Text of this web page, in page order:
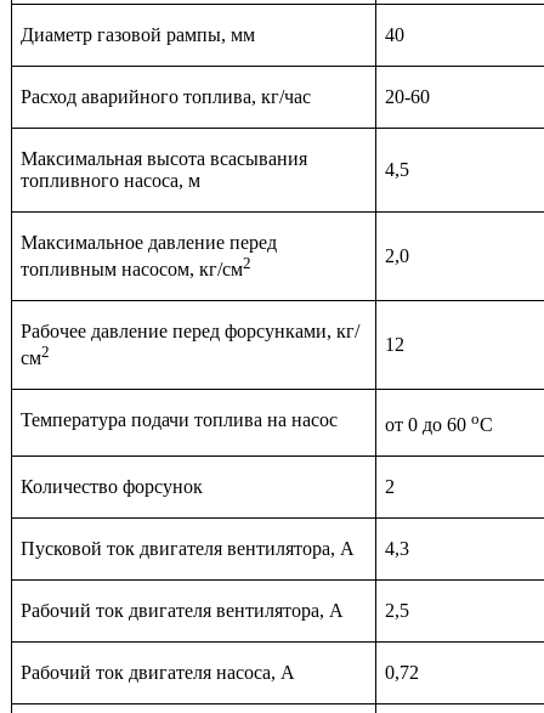
Диаметр газовой рампы, мм 40
Расход аварийного топлива, кг/час 20-60
Максимальная высота всасывания
топливного насоса, м
4,5
Максимальное давление перед
топливным насосом, кг/см2 2,0
Рабочее давление перед форсунками, кг/
см2 12
Температура подачи топлива на насос от 0 до 60оС
Количество форсунок 2
Пусковой ток двигателя вентилятора, А 4,3
Рабочий ток двигателя вентилятора, А 2,5
Рабочий ток двигателя насоса, А 0,72